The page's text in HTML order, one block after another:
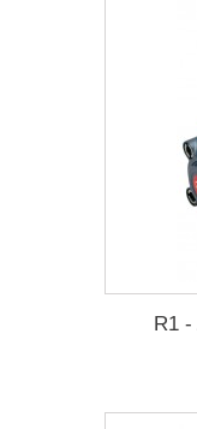
R1